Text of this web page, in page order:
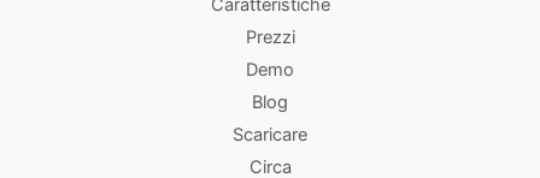
Caratteristiche
Prezzi
Demo
Blog
Scaricare
Circa